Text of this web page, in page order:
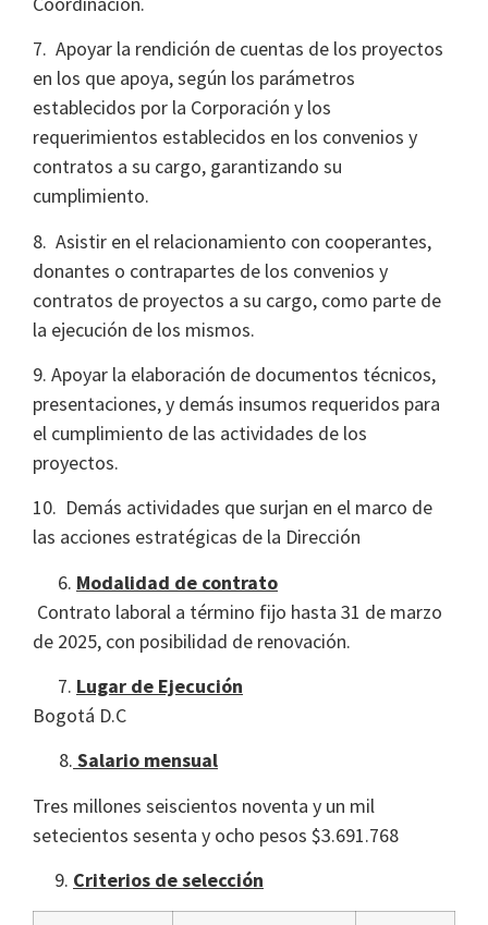
7. Apoyar la rendición de cuentas de los proyectos
en los que apoya, según los parámetros
establecidos por la Corporación y los
requerimientos establecidos en los convenios y
contratos a su cargo, garantizando su
cumplimiento.
8. Asistir en el relacionamiento con cooperantes,
donantes o contrapartes de los convenios y
contratos de proyectos a su cargo, como parte de
la ejecución de los mismos.
9. Apoyar la elaboración de documentos técnicos,
presentaciones, y demás insumos requeridos para
el cumplimiento de las actividades de los
proyectos.
10. Demás actividades que surjan en el marco de
las acciones estratégicas de la Dirección
Modalidad de contrato
Contrato laboral a término fijo hasta 31 de marzo
de 2025, con posibilidad de renovación.
Lugar de Ejecución
Bogotá D.C
8. Salario mensual
Tres millones seiscientos noventa y un mil
setecientos sesenta y ocho pesos $3.691.768
9. Criterios de selección